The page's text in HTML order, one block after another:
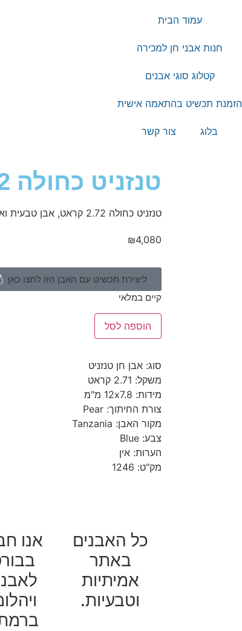
עמוד הבית
חנות אבני חן למכירה
קטלוג סוגי אבנים
הזמנת תכשיט בהתאמה אישית
בלוג צור קשר
טנזניט כחולה 2.72 קראט
טנזניט כחולה 2.72 קראט, אבן טבעית ואמיתית
₪4,080
ליצירת תכשיט עם האבן הזו לחצו כאן
קיים במלאי
הוספה לסל
סוג: אבן חן טנזניט
משקל: 2.71 קראט
מידות: 12x7.8 מ"מ
צורת החיתוך: Pear
מקור האבן: Tanzania
צבע: Blue
הערות: אין
מק"ט: 1246
כל האבנים
באתר
אמיתיות
וטבעיות.
אנו